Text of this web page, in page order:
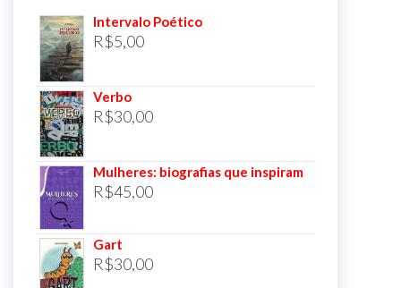
Intervalo Poético
R$5,00
Verbo
R$30,00
Mulheres: biografias que inspiram
R$45,00
Gart
R$30,00